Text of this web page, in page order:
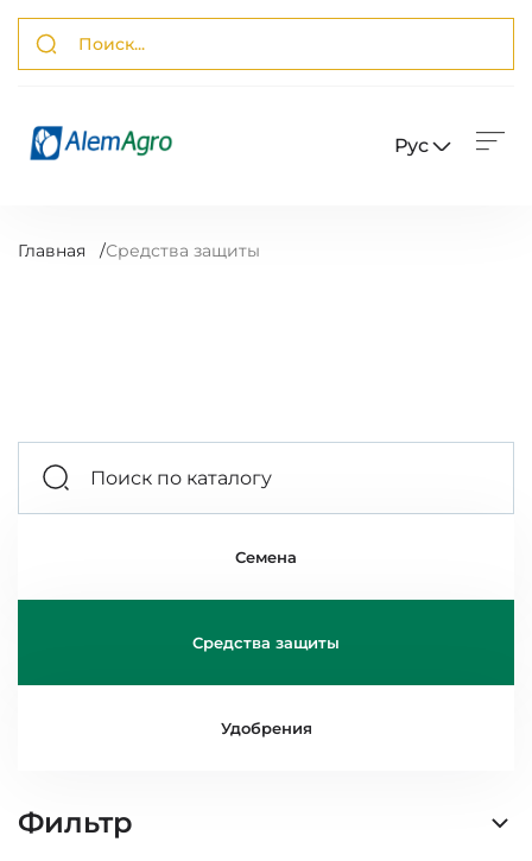
Рус
Главная /Средства защиты
Семена
Средства защиты
Удобрения
Фильтр